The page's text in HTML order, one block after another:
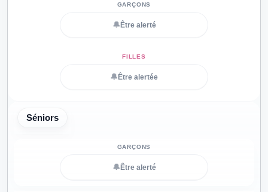
🔔 Être alerté
🔔 Être alertée
Séniors
🔔 Être alerté